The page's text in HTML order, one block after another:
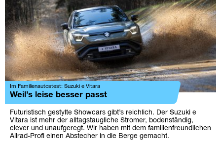
Im Familienautostest: Suzuki e Vitara
Weil’s leise besser passt
Futuristisch gestylte Showcars gibt’s reichlich. Der Suzuki e
Vitara ist mehr der alltagstaugliche Stromer, bodenständig,
clever und unaufgeregt. Wir haben mit dem familienfreundlichen
Allrad-Profi einen Abstecher in die Berge gemacht.